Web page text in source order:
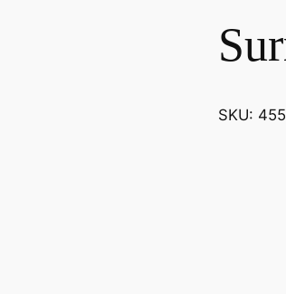
SKU: 455